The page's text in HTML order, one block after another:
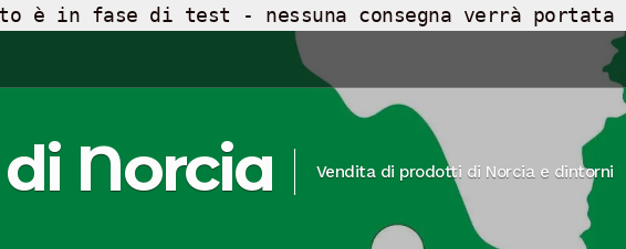
è in fase di test - nessuna consegna verrà
Norcia Vendita di prodotti di Norcia e dintorni